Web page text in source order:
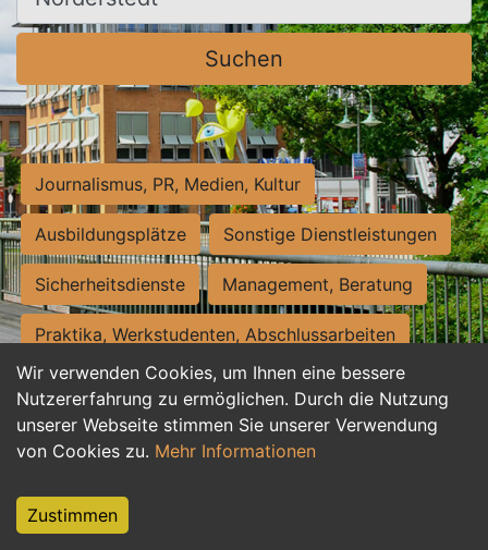
Wir verwenden Cookies, um Ihnen eine bessere
Nutzererfahrung zu ermöglichen. Durch die Nutzung
unserer Webseite stimmen Sie unserer Verwendung
von Cookies zu. Mehr Informationen
Zustimmen
Suchen
Journalismus, PR, Medien, Kultur
Ausbildungsplätze Sonstige Dienstleistungen
Sicherheitsdienste Management, Beratung
Praktika, Werkstudenten, Abschlussarbeiten
Personalwesen Assistenz, Sekretariat
Hilfskräfte, Aushilfs- und Nebenjobs
Weiterbildung, Studium, duale Ausbildung